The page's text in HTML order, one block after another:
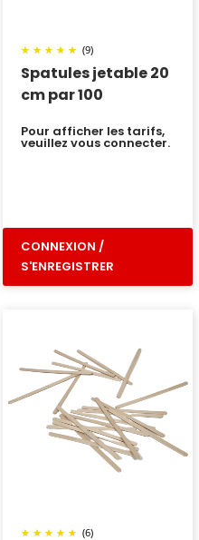
Spatules jetable 20
cm par 100
(9)
Pour afficher les tarifs,
veuillez vous connecter.
CONNEXION /
S'ENREGISTRER
(6)